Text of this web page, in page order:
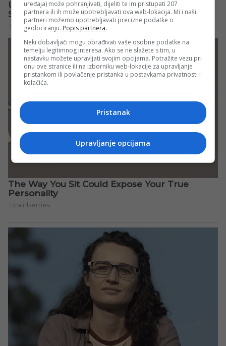
uređaja) može pohranjivati, dijeliti te im pristupati 207
partnera ili ih može upotrebljavati ova web-lokacija. Mi i naši
partneri možemo upotrebljavati precizne podatke o
geolociranju. Popis partnera.
Neki dobavljači mogu obrađivati vaše osobne podatke na
temelju legitimnog interesa. Ako se ne slažete s tim, u
nastavku možete upravljati svojim opcijama. Potražite vezu pri
dnu ove stranice ili na izborniku web-lokacije za upravljanje
pristankom ili povlačenje pristanka u postavkama privatnosti i
kolačića.
Pristanak
Upravljanje opcijama